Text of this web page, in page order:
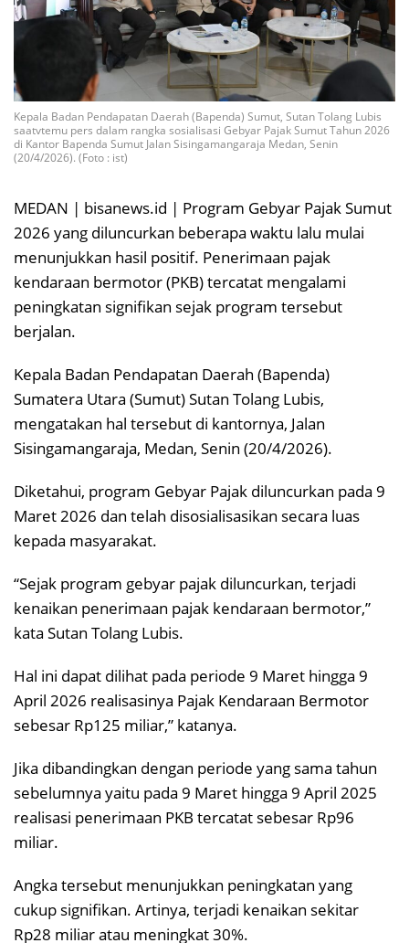
Kepala Badan Pendapatan Daerah (Bapenda) Sumut, Sutan Tolang Lubis
saatvtemu pers dalam rangka sosialisasi Gebyar Pajak Sumut Tahun 2026
di Kantor Bapenda Sumut Jalan Sisingamangaraja Medan, Senin
(20/4/2026). (Foto : ist)
MEDAN | bisanews.id | Program Gebyar Pajak Sumut
2026 yang diluncurkan beberapa waktu lalu mulai
menunjukkan hasil positif. Penerimaan pajak
kendaraan bermotor (PKB) tercatat mengalami
peningkatan signifikan sejak program tersebut
berjalan.
Kepala Badan Pendapatan Daerah (Bapenda)
Sumatera Utara (Sumut) Sutan Tolang Lubis,
mengatakan hal tersebut di kantornya, Jalan
Sisingamangaraja, Medan, Senin (20/4/2026).
Diketahui, program Gebyar Pajak diluncurkan pada 9
Maret 2026 dan telah disosialisasikan secara luas
kepada masyarakat.
“Sejak program gebyar pajak diluncurkan, terjadi
kenaikan penerimaan pajak kendaraan bermotor,”
kata Sutan Tolang Lubis.
Hal ini dapat dilihat pada periode 9 Maret hingga 9
April 2026 realisasinya Pajak Kendaraan Bermotor
sebesar Rp125 miliar,” katanya.
Jika dibandingkan dengan periode yang sama tahun
sebelumnya yaitu pada 9 Maret hingga 9 April 2025
realisasi penerimaan PKB tercatat sebesar Rp96
miliar.
Angka tersebut menunjukkan peningkatan yang
cukup signifikan. Artinya, terjadi kenaikan sekitar
Rp28 miliar atau meningkat 30%.